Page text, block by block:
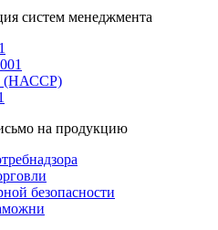
систем менеджмента
(НАССР)
на продукцию
безопасности